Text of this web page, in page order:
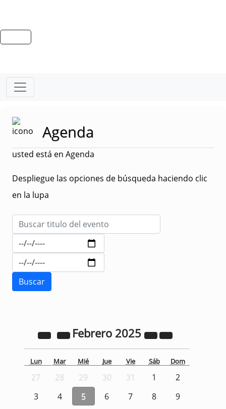
Agenda
usted está en Agenda
Despliegue las opciones de búsqueda haciendo clic
en la lupa
Febrero 2025
Lun Mar Mié Jue Vie Sáb Dom
27 28 29 30 31 1
2
3
4 5 6 7 8
9